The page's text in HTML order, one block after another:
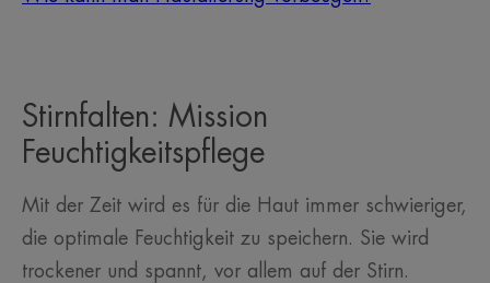
Stirnfalten: Mission
Feuchtigkeitspflege
Mit der Zeit wird es für die Haut immer schwieriger,
die optimale Feuchtigkeit zu speichern. Sie wird
trockener und spannt, vor allem auf der Stirn.